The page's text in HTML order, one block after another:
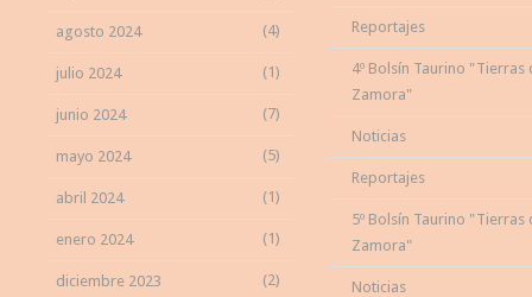
agosto 2024 (4)
julio 2024 (1)
junio 2024 (7)
mayo 2024 (5)
abril 2024 (1)
enero 2024 (1)
diciembre 2023 (2)
Reportajes
4º Bolsín Taurino "Tierras
Zamora"
Noticias
Reportajes
5º Bolsín Taurino "Tierras
Zamora"
Noticias